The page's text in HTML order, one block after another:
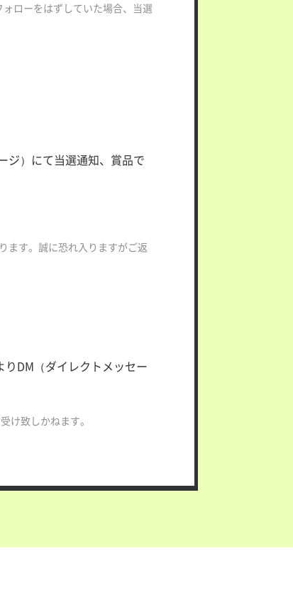
ォローをはずしていた場合、当選
ジ）にて当選通知、賞品で
ます。誠に恐れ入りますがご返
DM（ダイレクトメッセー
け致しかねます。